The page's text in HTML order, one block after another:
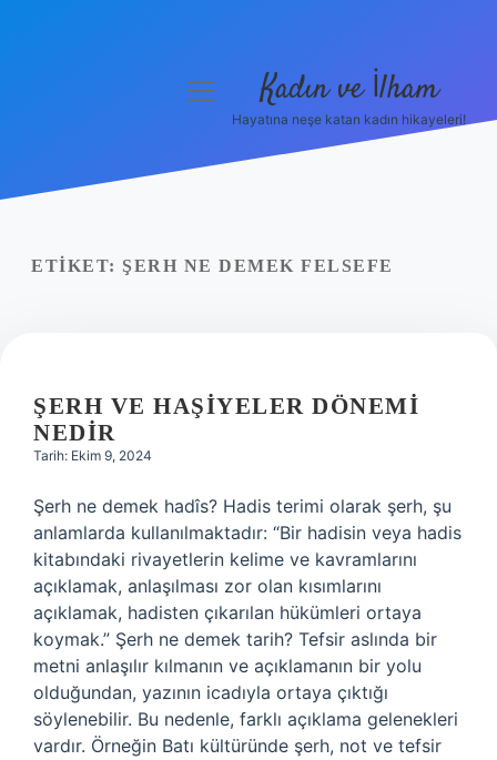
Yasal Uyarı
menüyü
Kadın ve İlham
Hayatına neşe katan kadın hikayeleri!
ETIKET: ŞERH NE DEMEK FELSEFE
ŞERH VE HAŞIYELER DÖNEMI
NEDIR
Tarih: Ekim 9, 2024
Şerh ne demek hadîs? Hadis terimi olarak şerh, şu
anlamlarda kullanılmaktadır: “Bir hadisin veya hadis
kitabındaki rivayetlerin kelime ve kavramlarını
açıklamak, anlaşılması zor olan kısımlarını
açıklamak, hadisten çıkarılan hükümleri ortaya
koymak.” Şerh ne demek tarih? Tefsir aslında bir
metni anlaşılır kılmanın ve açıklamanın bir yolu
olduğundan, yazının icadıyla ortaya çıktığı
söylenebilir. Bu nedenle, farklı açıklama gelenekleri
vardır. Örneğin Batı kültüründe şerh, not ve tefsir